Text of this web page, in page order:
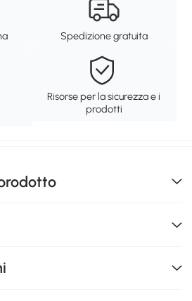
Spedizione gratuita
Risorse per la sicurezza e i
prodotti